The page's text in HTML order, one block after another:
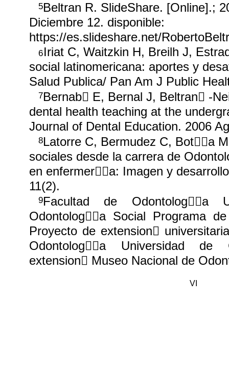
5Beltran R. SlideShare. [Online].;
Diciembre 12. disponible:
https://es.slideshare.net/
6Iriat C, Waitzkin H, Breilh J,
social latinomericana: aportes y
Salud Publica/ Pan Am J Public
7Bernab￿ E, Bernal J, Beltran￿ -
dental health teaching at the
Journal of Dental Education. 2006
8Latorre C, Bermudez C, Bot￿￿a
sociales desde la carrera de
en enfermer￿￿a: Imagen y
11(2).
9Facultad de Odontolog￿￿a
Odontolog￿￿a Social Programa
Proyecto de extension￿
Odontolog￿￿a Universidad
extension￿ Museo Nacional de
VI